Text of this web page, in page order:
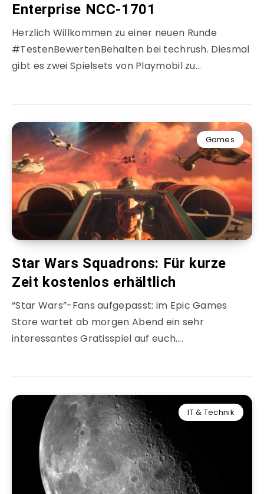
Enterprise NCC-1701
Herzlich Willkommen zu einer neuen Runde
#TestenBewertenBehalten bei techrush. Diesmal
gibt es zwei Spielsets von Playmobil zu…
Games
Star Wars Squadrons: Für kurze
Zeit kostenlos erhältlich
“Star Wars”-Fans aufgepasst: im Epic Games
Store wartet ab morgen Abend ein sehr
interessantes Gratisspiel auf euch….
IT & Technik